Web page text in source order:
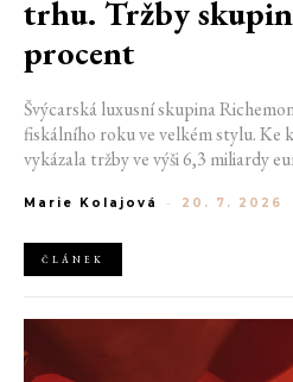
trhu. Tržby
procent
Švýcarská luxusní skupina
fiskálního roku ve velkém stylu. Ke
vykázala tržby ve výši 6,3 miliardy
luxusním zůstává i přes
Marie Kolajová - 20. 7. 2026
ČLÁNEK